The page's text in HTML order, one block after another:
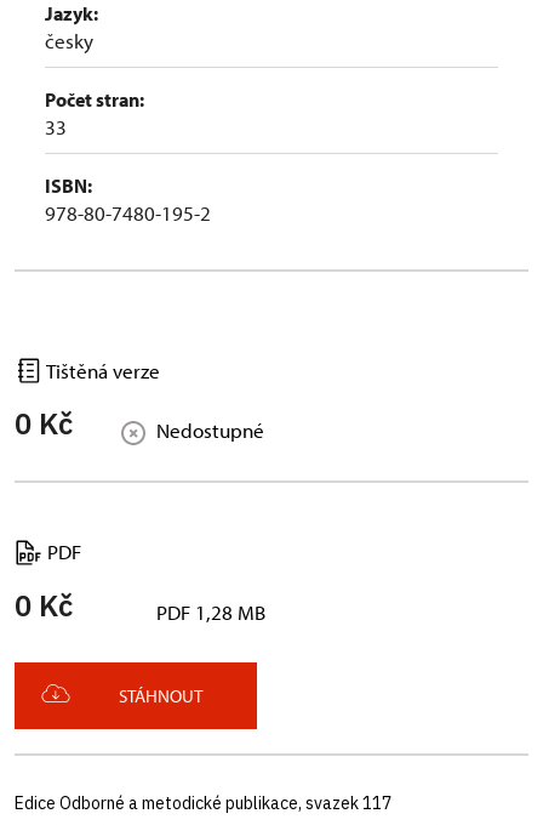
Jazyk:
česky
Počet stran:
33
ISBN:
978-80-7480-195-2
Tištěná verze
0 Kč Nedostupné
PDF
0 Kč PDF 1,28 MB
STÁHNOUT
Edice Odborné a metodické publikace, svazek 117